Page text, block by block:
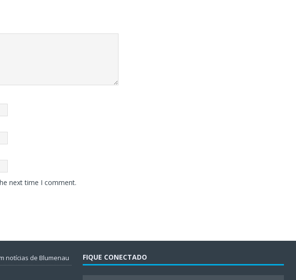
next time I comment.
notícias de Blumenau
FIQUE CONECTADO